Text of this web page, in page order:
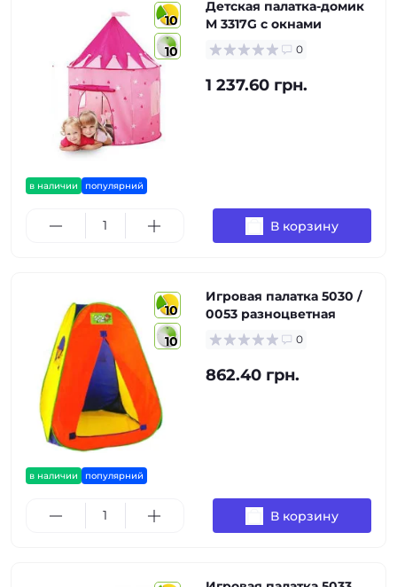
10
10
в наличии популярний
Детская палатка-домик
M 3317G с окнами
0
1 237.60 грн.
В корзину
10
10
в наличии популярний
Игровая палатка 5030 /
0053 разноцветная
0
862.40 грн.
В корзину